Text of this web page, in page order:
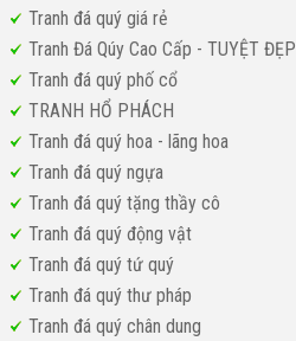
Tranh đá quý giá rẻ
Tranh Đá Qúy Cao Cấp - TUYỆT ĐẸP
Tranh đá quý phố cổ
TRANH HỔ PHÁCH
Tranh đá quý hoa - lãng hoa
Tranh đá quý ngựa
Tranh đá quý tặng thầy cô
Tranh đá quý động vật
Tranh đá quý tứ quý
Tranh đá quý thư pháp
Tranh đá quý chân dung